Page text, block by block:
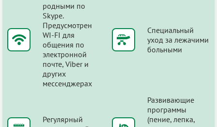
родными по
Skype.
Предусмотрен
WI-FI для
общения по
электронной
почте, Viber и
других
мессенджерах
Специальный
уход за лежачими
больными
Регулярный
Развивающие
программы
(пение, лепка,